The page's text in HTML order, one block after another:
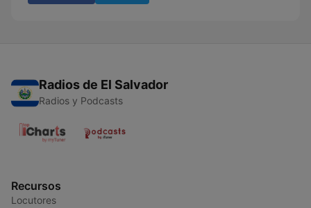
Radios de El Salvador
Radios y Podcasts
Recursos
Locutores